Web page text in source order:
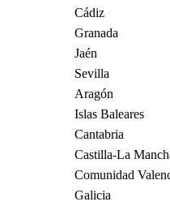
Cádiz
Granada
Jaén
Sevilla
Aragón
Islas Baleares
Cantabria
Castilla-La
Comunidad
Galicia